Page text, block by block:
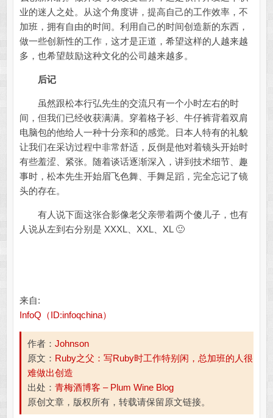
业的迷人之处。从这个角度讲，提高自己的工作效率，不
加班，拥有自由的时间。利用自己的时间创造新的东西，
做一些创新性的工作，这才是正道，希望这样的人越来越
多，也希望鼓励这种文化的公司越来越多。
后记
虽然跟松本行弘先生的交流只有一个小时左右的时
间，但我们已经收获满满。穿着格子衫、牛仔裤背着双肩
电脑包的他给人一种十分亲和的感觉。日本人特有的礼貌
让我们在采访过程中非常舒适，反倒是他对着镜头开始时
有些羞涩、紧张。随着谈话逐渐深入，讲到技术细节、趣
事时，松本先生开始眉飞色舞、手舞足蹈，完全忘记了镜
头的存在。
有人说下面这张合影像老父亲带着两个傻儿子，也有
人说从左到右分别是 XXXL、XXL、XL 🙂
来自:
InfoQ（ID:infoqchina）
作者： Johnson
原文： Ruby之父：写Ruby时工作特别闲，总加班的人很
难做出创造
出处： 青梅酒博客 – Plum Wine Blog
原创文章，版权所有，转载请保留原文链接。